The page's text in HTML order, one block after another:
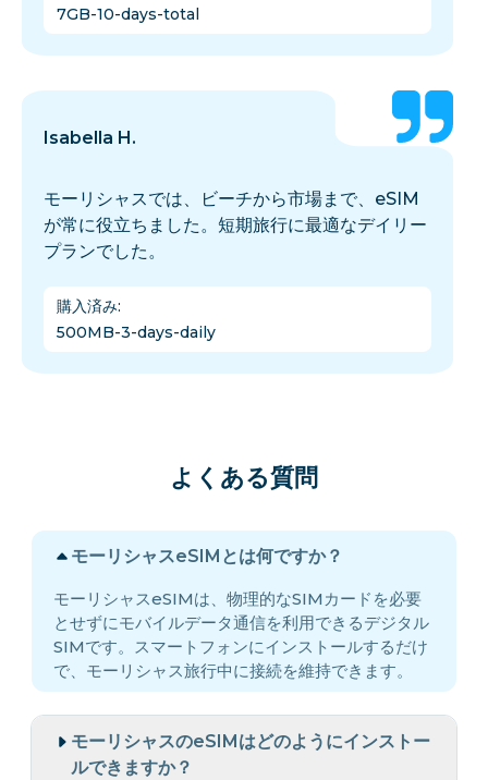
7GB-10-days-total
Isabella H.
モーリシャスでは、ビーチから市場まで、eSIM
が常に役立ちました。短期旅行に最適なデイリー
プランでした。
購入済み:
500MB-3-days-daily
よくある質問
モーリシャスeSIMとは何ですか？
モーリシャスeSIMは、物理的なSIMカードを必要
とせずにモバイルデータ通信を利用できるデジタル
SIMです。スマートフォンにインストールするだけ
で、モーリシャス旅行中に接続を維持できます。
モーリシャスのeSIMはどのようにインストー
ルできますか？